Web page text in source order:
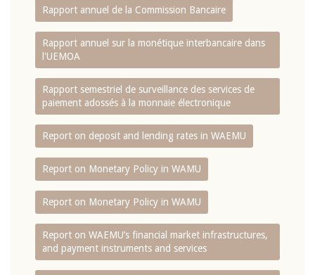
Rapport annuel de la Commission Bancaire
Rapport annuel sur la monétique interbancaire dans
l'UEMOA
Rapport semestriel de surveillance des services de
paiement adossés à la monnaie électronique
Report on deposit and lending rates in WAEMU
Report on Monetary Policy in WAMU
Report on Monetary Policy in WAMU
Report on WAEMU’s financial market infrastructures,
and payment instruments and services